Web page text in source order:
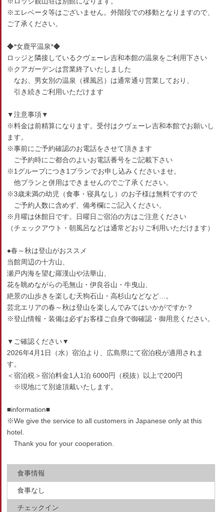
※エレベータ等はございません。外階段での移動となりますので、
ご了承ください。
◆*女鹿平温泉*◆
ロッジと隣接しているクヴェーレ吉和本館の温泉をご利用下さい
※クアガーデンは営業終了いたしました
なお、男女別の温泉（裸風呂）は通常通り営業しており、
引き続きご利用いただけます
▼注意事項▼
※料金は前精算になります。受付はクヴェーレ吉和本館でお願いし
ます。
※事前にご予約確認のお電話をさせて頂きます
ご予約時にご都合のよいお電話番号をご記載下さい
※1グループにつき1プランでお申し込みくださいませ。
他プランと併用はできませんのでご了承ください。
※3歳未満の幼児（食事・寝具なし）のお子様は無料ですので
ご予約人数に含めず、備考欄にご記入ください。
※月曜は休館日です。日曜日ご宿泊の方はご注意ください
（チェックアウト・朝風呂などは通常どおりご利用いただけます）
●春～秋は登山がおススメ
当館周辺の十方山、
瀬戸内海を望む羅漢山や法華山、
花を眺めながらの毛無山・伊良谷山・牛曳山、
絶景の山歩きを楽しむ天狗石山・高杉山などなど…。
芸北エリアの春～秋は登山を楽しんでみてはいかがですか？
※登山情報・装備は必ずお客様ご自身で御確認・御用意ください。
▼ご確認ください▼
2026年4月1日（水）宿泊より、広島県にて宿泊税が適用されま
す。
＜宿泊税＞宿泊料金1人1泊 6000円（税抜）以上で200円
※現地にて別途頂戴いたします。
■information■
※We give the service to all customers in Japanese only at this
hotel.
Thank you for your cooperation.
食事情報
食事なし
チェックイン